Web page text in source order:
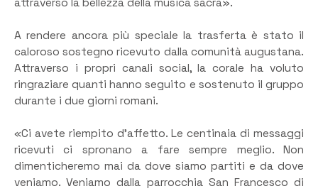
A rendere ancora più speciale la trasferta è stato il
caloroso sostegno ricevuto dalla comunità augustana.
Attraverso i propri canali social, la corale ha voluto
ringraziare quanti hanno seguito e sostenuto il gruppo
durante i due giorni romani.
«Ci avete riempito d’affetto. Le centinaia di messaggi
ricevuti ci spronano a fare sempre meglio. Non
dimenticheremo mai da dove siamo partiti e da dove
veniamo. Veniamo dalla parrocchia San Francesco di